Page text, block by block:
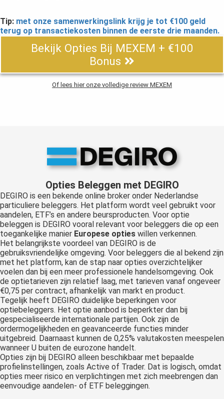
Tip: met onze samenwerkingslink krijg je tot €100 geld
terug op transactiekosten binnen de eerste drie maanden.
Bekijk Opties Bij MEXEM + €100
Bonus
Of lees hier onze volledige review MEXEM
Opties Beleggen met DEGIRO
DEGIRO is een bekende online broker onder Nederlandse
particuliere beleggers. Het platform wordt veel gebruikt voor
aandelen, ETF’s en andere beursproducten. Voor optie
beleggen is DEGIRO vooral relevant voor beleggers die op een
toegankelijke manier Europese opties willen verkennen.
Het belangrijkste voordeel van DEGIRO is de
gebruiksvriendelijke omgeving. Voor beleggers die al bekend zijn
met het platform, kan de stap naar opties overzichtelijker
voelen dan bij een meer professionele handelsomgeving. Ook
de optietarieven zijn relatief laag, met tarieven vanaf ongeveer
€0,75 per contract, afhankelijk van markt en product.
Tegelijk heeft DEGIRO duidelijke beperkingen voor
optiebeleggers. Het optie aanbod is beperkter dan bij
gespecialiseerde internationale partijen. Ook zijn de
ordermogelijkheden en geavanceerde functies minder
uitgebreid. Daarnaast kunnen de 0,25% valutakosten meespelen
wanneer U buiten de eurozone handelt.
Opties zijn bij DEGIRO alleen beschikbaar met bepaalde
profielinstellingen, zoals Active of Trader. Dat is logisch, omdat
opties meer risico en verplichtingen met zich meebrengen dan
eenvoudige aandelen- of ETF beleggingen.